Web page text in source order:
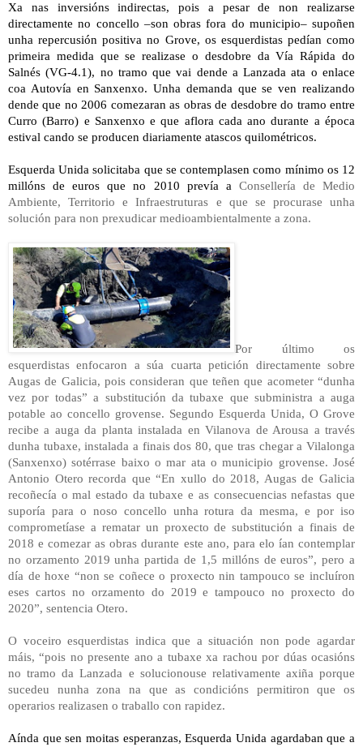
Xa nas inversións indirectas, pois a pesar de non realizarse
directamente no concello –son obras fora do municipio– supoñen
unha repercusión positiva no Grove, os esquerdistas pedían como
primeira medida que se realizase o desdobre da Vía Rápida do
Salnés (VG-4.1), no tramo que vai dende a Lanzada ata o enlace
coa Autovía en Sanxenxo. Unha demanda que se ven realizando
dende que no 2006 comezaran as obras de desdobre do tramo entre
Curro (Barro) e Sanxenxo e que aflora cada ano durante a época
estival cando se producen diariamente atascos quilométricos.
Esquerda Unida solicitaba que se contemplasen como mínimo os 12
millóns de euros que no 2010 prevía a Consellería de Medio
Ambiente, Territorio e Infraestruturas e que se procurase unha
solución para non prexudicar medioambientalmente a zona.
Por último os
esquerdistas enfocaron a súa cuarta petición directamente sobre
Augas de Galicia, pois consideran que teñen que acometer “dunha
vez por todas” a substitución da tubaxe que subministra a auga
potable ao concello grovense. Segundo Esquerda Unida, O Grove
recibe a auga da planta instalada en Vilanova de Arousa a través
dunha tubaxe, instalada a finais dos 80, que tras chegar a Vilalonga
(Sanxenxo) sotérrase baixo o mar ata o municipio grovense. José
Antonio Otero recorda que “En xullo do 2018, Augas de Galicia
recoñecía o mal estado da tubaxe e as consecuencias nefastas que
suporía para o noso concello unha rotura da mesma, e por iso
comprometíase a rematar un proxecto de substitución a finais de
2018 e comezar as obras durante este ano, para elo ían contemplar
no orzamento 2019 unha partida de 1,5 millóns de euros”, pero a
día de hoxe “non se coñece o proxecto nin tampouco se incluíron
eses cartos no orzamento do 2019 e tampouco no proxecto do
2020”, sentencia Otero.
O voceiro esquerdistas indica que a situación non pode agardar
máis, “pois no presente ano a tubaxe xa rachou por dúas ocasións
no tramo da Lanzada e solucionouse relativamente axiña porque
sucedeu nunha zona na que as condicións permitiron que os
operarios realizasen o traballo con rapidez.
Aínda que sen moitas esperanzas, Esquerda Unida agardaban que a